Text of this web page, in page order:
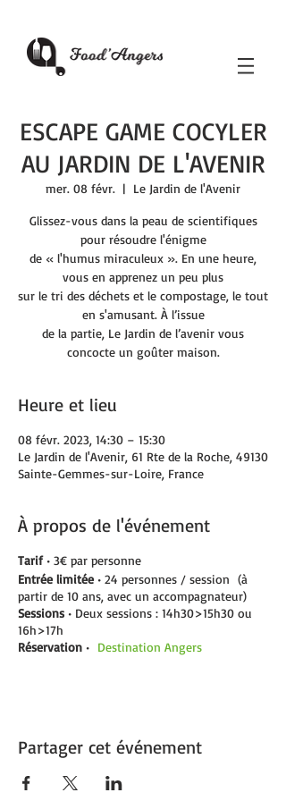
ESCAPE GAME COCYLER
AU JARDIN DE L'AVENIR
mer. 08 févr.
  |
Le Jardin de l'Avenir
Glissez-vous dans la peau de scientifiques
pour résoudre l'énigme
de « l'humus miraculeux ». En une heure,
vous en apprenez un peu plus
sur le tri des déchets et le compostage, le tout
en s'amusant. À l’issue
de la partie, Le Jardin de l’avenir vous
concocte un goûter maison.
Heure et lieu
08 févr. 2023, 14:30 – 15:30
Le Jardin de l'Avenir, 61 Rte de la Roche, 49130
Sainte-Gemmes-sur-Loire, France
À propos de l'événement
Tarif• 3€ par personne
Entrée limitée• 24 personnes / session (à
partir de 10 ans, avec un accompagnateur)
Sessions • Deux sessions : 14h30>15h30 ou
16h>17h
Réservation • Destination Angers
Partager cet événement